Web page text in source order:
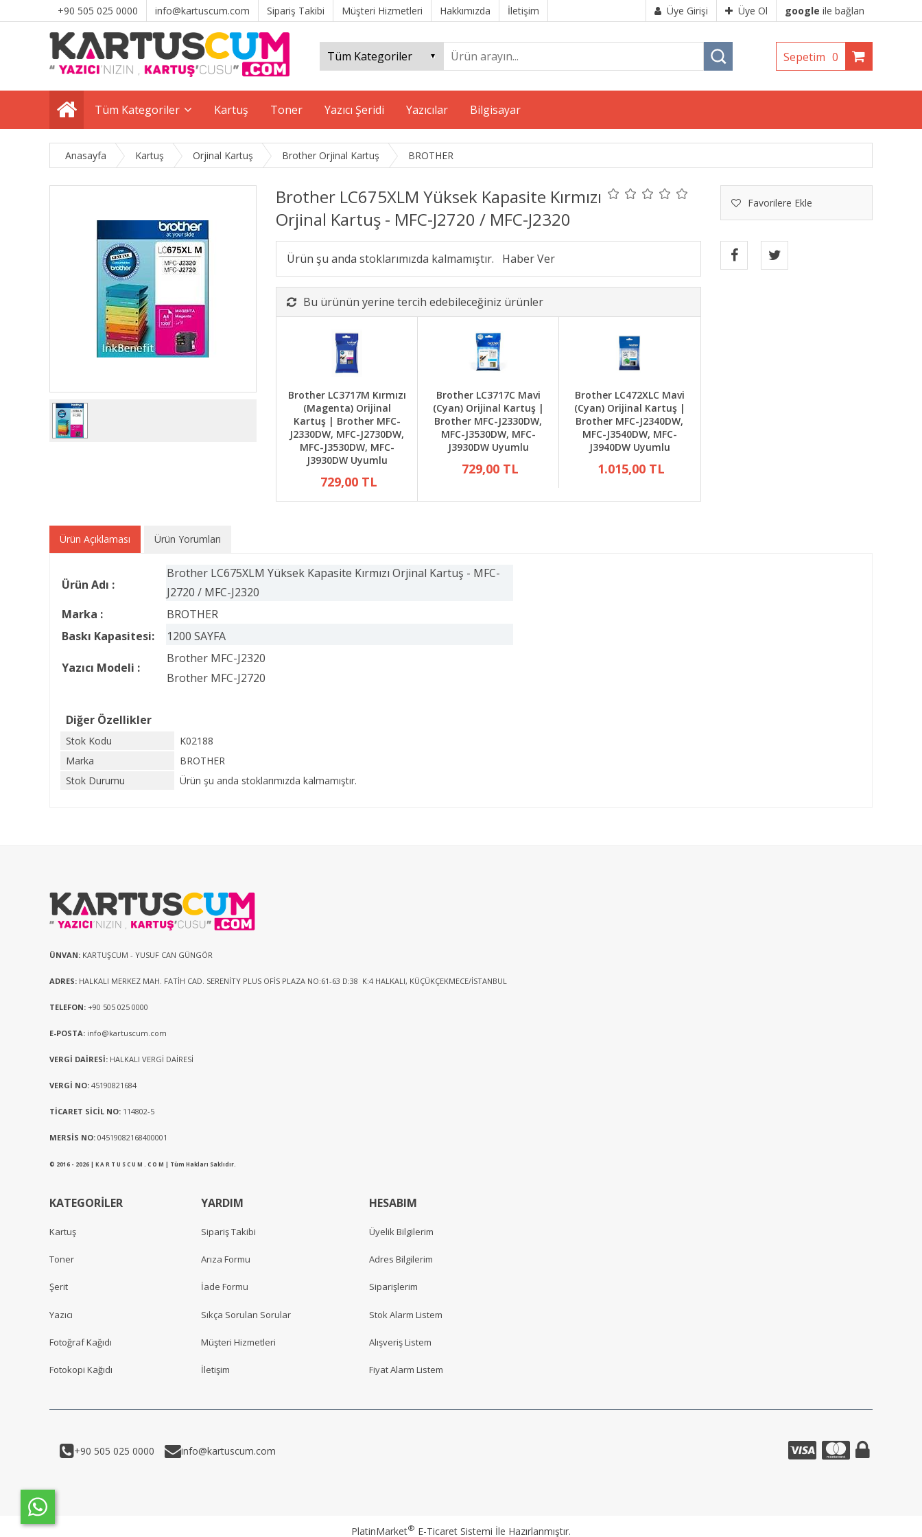
+90 505 025 0000 info@kartuscum.com Sipariş Takibi Müşteri Hizmetleri Hakkımızda İletişim Üye Girişi Üye Ol google ile bağlan
Sepetim 0
Tüm Kategoriler Kartuş Toner Yazıcı Şeridi Yazıcılar Bilgisayar
Anasayfa Kartuş Orjinal Kartuş Brother Orjinal Kartuş BROTHER
Brother LC675XLM Yüksek Kapasite Kırmızı
Orjinal Kartuş - MFC-J2720 / MFC-J2320
Favorilere Ekle
Ürün şu anda stoklarımızda kalmamıştır.
Bu ürünün yerine tercih edebileceğiniz ürünler
Brother LC3717M Kırmızı
(Magenta) Orijinal
Kartuş | Brother MFC-
J2330DW, MFC-J2730DW,
MFC-J3530DW, MFC-
J3930DW Uyumlu
729,00 TL
Brother LC3717C Mavi
(Cyan) Orijinal Kartuş |
Brother MFC-J2330DW,
MFC-J3530DW, MFC-
J3930DW Uyumlu
729,00 TL
Brother LC472XLC Mavi
(Cyan) Orijinal Kartuş |
Brother MFC-J2340DW,
MFC-J3540DW, MFC-
J3940DW Uyumlu
1.015,00 TL
Ürün Açıklaması Ürün Yorumları
Ürün Adı :
Brother LC675XLM Yüksek Kapasite Kırmızı Orjinal Kartuş - MFC-
J2720 / MFC-J2320
Marka :
BROTHER
Baskı Kapasitesi:
1200 SAYFA
Yazıcı Modeli :
Brother MFC-J2320
Brother MFC-J2720
Diğer Özellikler
Stok Kodu
K02188
Marka
BROTHER
Stok Durumu
Ürün şu anda stoklarımızda kalmamıştır.
ÜNVAN: KARTUŞCUM - YUSUF CAN GÜNGÖR
ADRES: HALKALI MERKEZ MAH. FATİH CAD. SERENİTY PLUS OFİS PLAZA NO:61-63 D:38 K:4 HALKALI, KÜÇÜKÇEKMECE/İSTANBUL
TELEFON: +90 505 025 0000
E-POSTA: info@kartuscum.com
VERGİ DAİRESİ: HALKALI VERGİ DAİRESİ
VERGİ NO: 45190821684
TİCARET SİCİL NO: 114802-5
MERSİS NO: 04519082168400001
© 2016 - 2026 | K A R T U S C U M . C O M | Tüm Hakları Saklıdır.
KATEGORİLER
Kartuş
Toner
Şerit
Yazıcı
Fotoğraf Kağıdı
Fotokopi Kağıdı
YARDIM
Sipariş Takibi
Arıza Formu
İade Formu
Sıkça Sorulan Sorular
Müşteri Hizmetleri
İletişim
HESABIM
Üyelik Bilgilerim
Adres Bilgilerim
Siparişlerim
Stok Alarm Listem
Alışveriş Listem
Fiyat Alarm Listem
+90 505 025 0000 info@kartuscum.com
PlatinMarket® E-Ticaret Sistemi İle Hazırlanmıştır.